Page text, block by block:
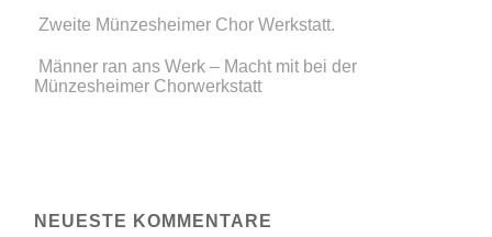
Zweite Münzesheimer Chor Werkstatt.
Männer ran ans Werk – Macht mit bei der
Münzesheimer Chorwerkstatt
NEUESTE KOMMENTARE